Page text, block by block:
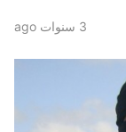
3 سنوات ago